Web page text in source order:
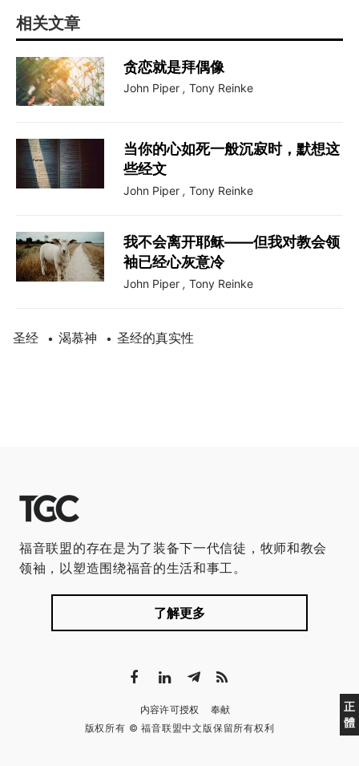
相关文章
贪恋就是拜偶像
John Piper , Tony Reinke
当你的心如死一般沉寂时，默想这
些经文
John Piper , Tony Reinke
我不会离开耶稣——但我对教会领
袖已经心灰意冷
John Piper , Tony Reinke
圣经 • 渴慕神 • 圣经的真实性
正
體
福音联盟的存在是为了装备下一代信徒，牧师和教会
领袖，以塑造围绕福音的生活和事工。
了解更多
内容许可授权
奉献
版权所有 © 福音联盟中文版保留所有权利